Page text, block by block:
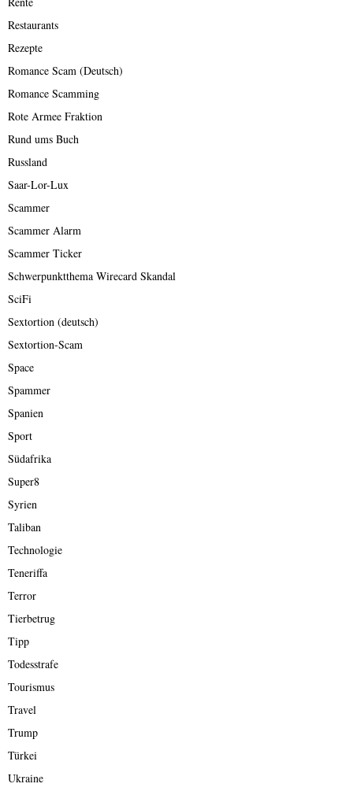
Restaurants
Rezepte
Romance Scam (Deutsch)
Romance Scamming
Rote Armee Fraktion
Rund ums Buch
Russland
Saar-Lor-Lux
Scammer
Scammer Alarm
Scammer Ticker
Schwerpunktthema Wirecard Skandal
SciFi
Sextortion (deutsch)
Sextortion-Scam
Space
Spammer
Spanien
Sport
Südafrika
Super8
Syrien
Taliban
Technologie
Teneriffa
Terror
Tierbetrug
Tipp
Todesstrafe
Tourismus
Travel
Trump
Türkei
Ukraine